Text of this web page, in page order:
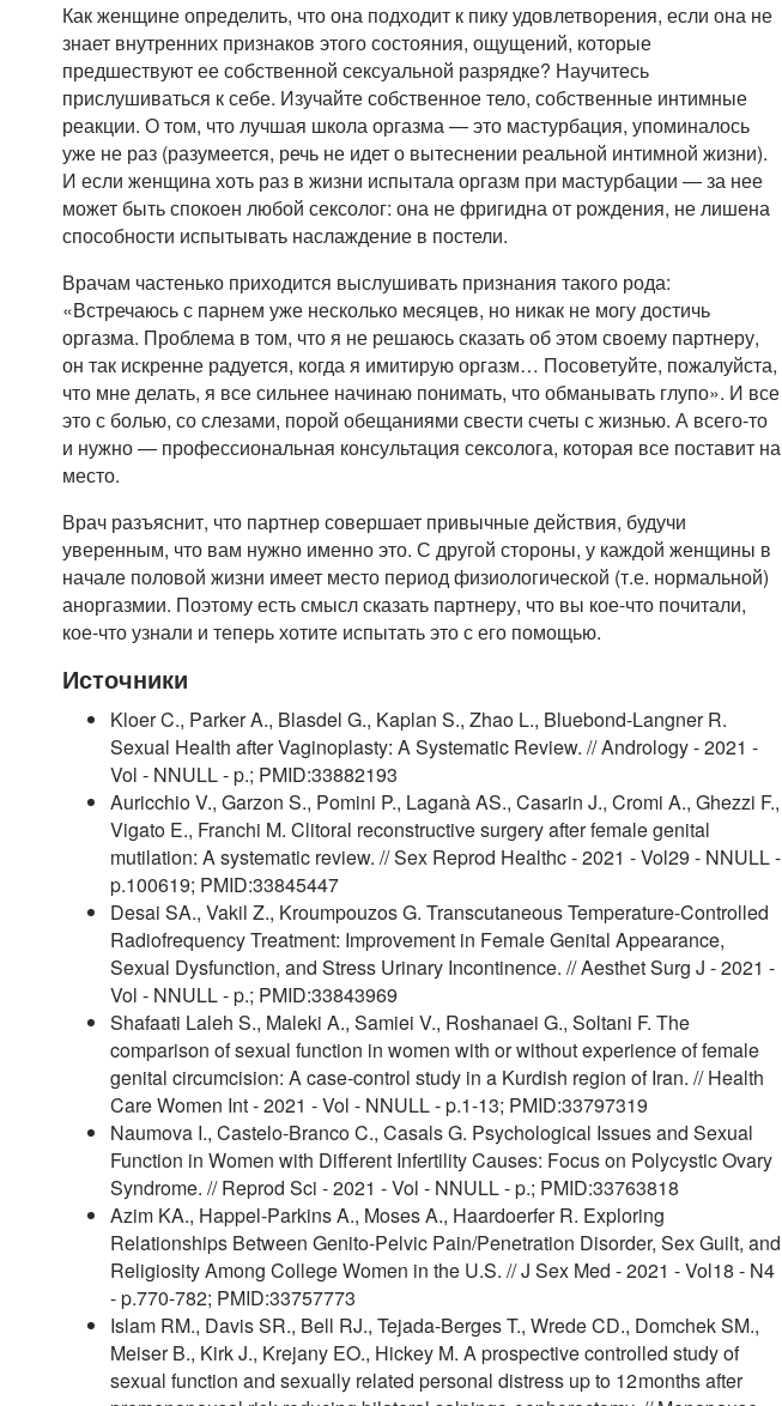
Как женщине определить, что она подходит к пику удовлетворения, если она не
знает внутренних признаков этого состояния, ощущений, которые
предшествуют ее собственной сексуальной разрядке? Научитесь
прислушиваться к себе. Изучайте собственное тело, собственные интимные
реакции. О том, что лучшая школа оргазма — это мастурбация, упоминалось
уже не раз (разумеется, речь не идет о вытеснении реальной интимной жизни).
И если женщина хоть раз в жизни испытала оргазм при мастурбации — за нее
может быть спокоен любой сексолог: она не фригидна от рождения, не лишена
способности испытывать наслаждение в постели.
Врачам частенько приходится выслушивать признания такого рода:
«Встречаюсь с парнем уже несколько месяцев, но никак не могу достичь
оргазма. Проблема в том, что я не решаюсь сказать об этом своему партнеру,
он так искренне радуется, когда я имитирую оргазм… Посоветуйте, пожалуйста,
что мне делать, я все сильнее начинаю понимать, что обманывать глупо». И все
это с болью, со слезами, порой обещаниями свести счеты с жизнью. А всего-то
и нужно — профессиональная консультация сексолога, которая все поставит на
место.
Врач разъяснит, что партнер совершает привычные действия, будучи
уверенным, что вам нужно именно это. С другой стороны, у каждой женщины в
начале половой жизни имеет место период физиологической (т.е. нормальной)
аноргазмии. Поэтому есть смысл сказать партнеру, что вы кое-что почитали,
кое-что узнали и теперь хотите испытать это с его помощью.
Источники
Kloer C., Parker A., Blasdel G., Kaplan S., Zhao L., Bluebond-Langner R.
Sexual Health after Vaginoplasty: A Systematic Review. // Andrology - 2021 -
Vol - NNULL - p.; PMID:33882193
Auricchio V., Garzon S., Pomini P., Laganà AS., Casarin J., Cromi A., Ghezzi F.,
Vigato E., Franchi M. Clitoral reconstructive surgery after female genital
mutilation: A systematic review. // Sex Reprod Healthc - 2021 - Vol29 - NNULL -
p.100619; PMID:33845447
Desai SA., Vakil Z., Kroumpouzos G. Transcutaneous Temperature-Controlled
Radiofrequency Treatment: Improvement in Female Genital Appearance,
Sexual Dysfunction, and Stress Urinary Incontinence. // Aesthet Surg J - 2021 -
Vol - NNULL - p.; PMID:33843969
Shafaati Laleh S., Maleki A., Samiei V., Roshanaei G., Soltani F. The
comparison of sexual function in women with or without experience of female
genital circumcision: A case-control study in a Kurdish region of Iran. // Health
Care Women Int - 2021 - Vol - NNULL - p.1-13; PMID:33797319
Naumova I., Castelo-Branco C., Casals G. Psychological Issues and Sexual
Function in Women with Different Infertility Causes: Focus on Polycystic Ovary
Syndrome. // Reprod Sci - 2021 - Vol - NNULL - p.; PMID:33763818
Azim KA., Happel-Parkins A., Moses A., Haardoerfer R. Exploring
Relationships Between Genito-Pelvic Pain/Penetration Disorder, Sex Guilt, and
Religiosity Among College Women in the U.S. // J Sex Med - 2021 - Vol18 - N4
- p.770-782; PMID:33757773
Islam RM., Davis SR., Bell RJ., Tejada-Berges T., Wrede CD., Domchek SM.,
Meiser B., Kirk J., Krejany EO., Hickey M. A prospective controlled study of
sexual function and sexually related personal distress up to 12 months after